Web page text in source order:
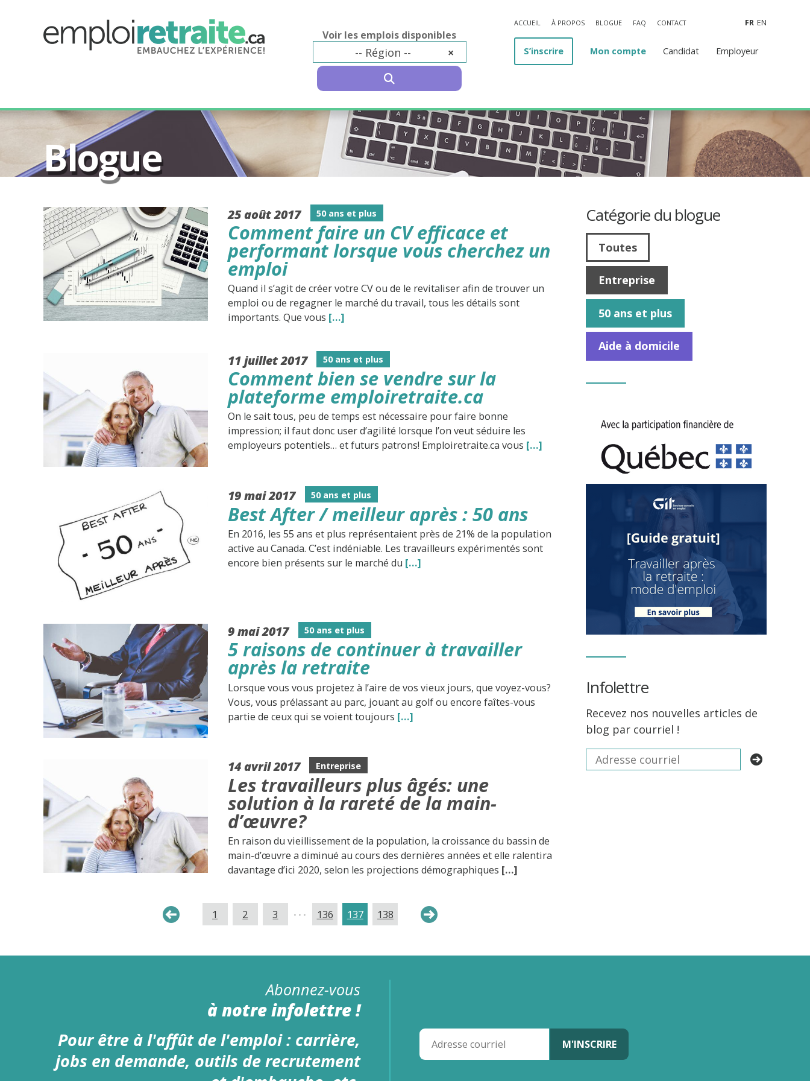
Voir les emplois disponibles
×
-- Région --
ACCUEIL À PROPOS BLOGUE FAQ CONTACT FR EN
S’inscrire Mon compte Candidat Employeur
Blogue
25 août 2017 50 ans et plus
Comment faire un CV efficace et
performant lorsque vous cherchez un
emploi
Quand il s’agit de créer votre CV ou de le revitaliser afin de trouver un
emploi ou de regagner le marché du travail, tous les détails sont
importants. Que vous […]
11 juillet 2017 50 ans et plus
Comment bien se vendre sur la
plateforme emploiretraite.ca
On le sait tous, peu de temps est nécessaire pour faire bonne
impression; il faut donc user d’agilité lorsque l’on veut séduire les
employeurs potentiels… et futurs patrons! Emploiretraite.ca vous […]
19 mai 2017 50 ans et plus
Best After / meilleur après : 50 ans
En 2016, les 55 ans et plus représentaient près de 21% de la population
active au Canada. C’est indéniable. Les travailleurs expérimentés sont
encore bien présents sur le marché du […]
9 mai 2017 50 ans et plus
5 raisons de continuer à travailler
après la retraite
Lorsque vous vous projetez à l’aire de vos vieux jours, que voyez-vous?
Vous, vous prélassant au parc, jouant au golf ou encore faîtes-vous
partie de ceux qui se voient toujours […]
14 avril 2017 Entreprise
Les travailleurs plus âgés: une
solution à la rareté de la main-
d’œuvre?
En raison du vieillissement de la population, la croissance du bassin de
main-d’œuvre a diminué au cours des dernières années et elle ralentira
davantage d’ici 2020, selon les projections démographiques […]
1 2 3 ... 136 137 138
Catégorie du blogue
Toutes
Entreprise
50 ans et plus
Aide à domicile
Infolettre
Recevez nos nouvelles articles de
blog par courriel !
Abonnez-vous
à notre infolettre !
Pour être à l'affût de l'emploi : carrière,
jobs en demande, outils de recrutement